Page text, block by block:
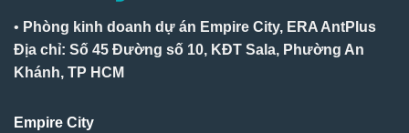
• Phòng kinh doanh dự án Empire City, ERA AntPlus
Địa chỉ: Số 45 Đường số 10, KĐT Sala, Phường An
Khánh, TP HCM
Empire City